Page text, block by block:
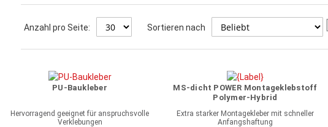
Anzahl pro Seite: Sortieren nach
PU-Baukleber
Hervorragend geeignet für anspruchsvolle
Verklebungen
MS-dicht POWER Montageklebstoff
Polymer-Hybrid
Extra starker Montagekleber mit schneller
Anfangshaftung